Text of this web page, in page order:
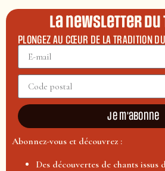
La newsletter
PLONGEZ AU CŒUR DE LA TRADITION
Je m'abonne
Abonnez-vous et découvrez :
Des découvertes de chants issus